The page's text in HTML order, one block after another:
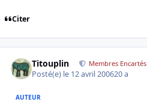
Citer
Titouplin Membres Encartés
Posté(e) le 12 avril 200620 a
AUTEUR